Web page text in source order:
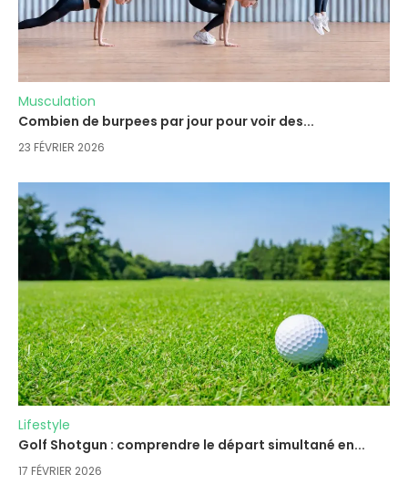
Musculation
Combien de burpees par jour pour voir des...
23 FÉVRIER 2026
Lifestyle
Golf Shotgun : comprendre le départ simultané en...
17 FÉVRIER 2026